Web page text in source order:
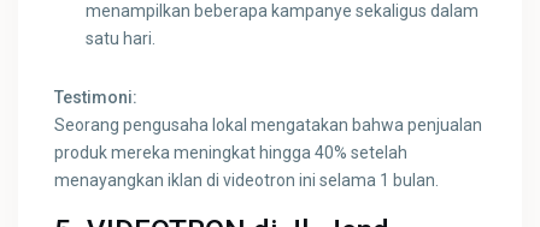
menampilkan beberapa kampanye sekaligus dalam
satu hari.
Testimoni:
Seorang pengusaha lokal mengatakan bahwa penjualan
produk mereka meningkat hingga 40% setelah
menayangkan iklan di videotron ini selama 1 bulan.